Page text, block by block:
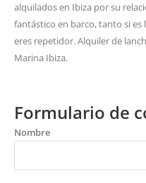
alquilados en Ibiza por su
fantástico en barco, tanto si es
eres repetidor. Alquiler de
Marina Ibiza.
Formulario de
Nombre